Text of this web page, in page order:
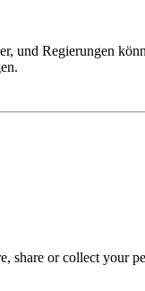
und Regierungen
share or collect your